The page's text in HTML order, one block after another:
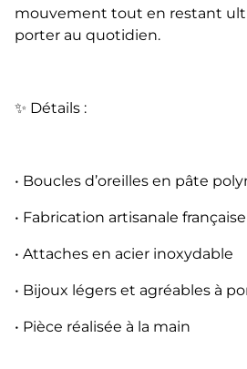
mouvement tout en restant
porter au quotidien.
✨ Détails :
• Boucles d’oreilles en pâte
• Fabrication artisanale française
• Attaches en acier inoxydable
• Bijoux légers et agréables à
• Pièce réalisée à la main